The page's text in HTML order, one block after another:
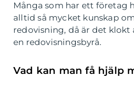
Många som har ett företag
alltid så mycket kunskap
redovisning, då är det klokt
en redovisningsbyrå.
Vad kan man få hjälp